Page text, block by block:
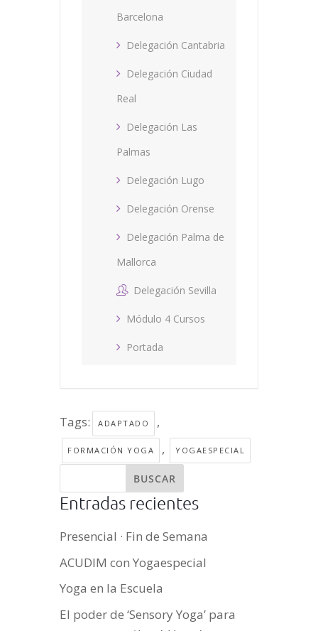
Barcelona
Delegación Cantabria
Delegación Ciudad
Real
Delegación Las
Palmas
Delegación Lugo
Delegación Orense
Delegación Palma de
Mallorca
Delegación Sevilla
Módulo 4 Cursos
Portada
Tags: ADAPTADO ,
FORMACIÓN YOGA , YOGAESPECIAL
Entradas recientes
Presencial · Fin de Semana
ACUDIM con Yogaespecial
Yoga en la Escuela
El poder de ‘Sensory Yoga’ para